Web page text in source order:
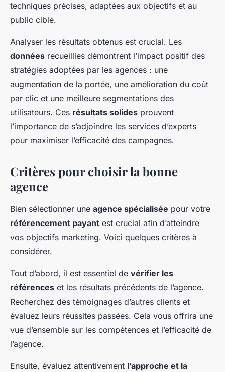
techniques précises, adaptées aux objectifs et au
public cible.
Analyser les résultats obtenus est crucial. Les
données recueillies démontrent l’impact positif des
stratégies adoptées par les agences : une
augmentation de la portée, une amélioration du coût
par clic et une meilleure segmentations des
utilisateurs. Ces résultats solides prouvent
l’importance de s’adjoindre les services d’experts
pour maximiser l’efficacité des campagnes.
Critères pour choisir la bonne
agence
Bien sélectionner une agence spécialisée pour votre
référencement payant est crucial afin d’atteindre
vos objectifs marketing. Voici quelques critères à
considérer.
Tout d’abord, il est essentiel de vérifier les
références et les résultats précédents de l’agence.
Recherchez des témoignages d’autres clients et
évaluez leurs réussites passées. Cela vous offrira une
vue d’ensemble sur les compétences et l’efficacité de
l’agence.
Ensuite, évaluez attentivement l’approche et la